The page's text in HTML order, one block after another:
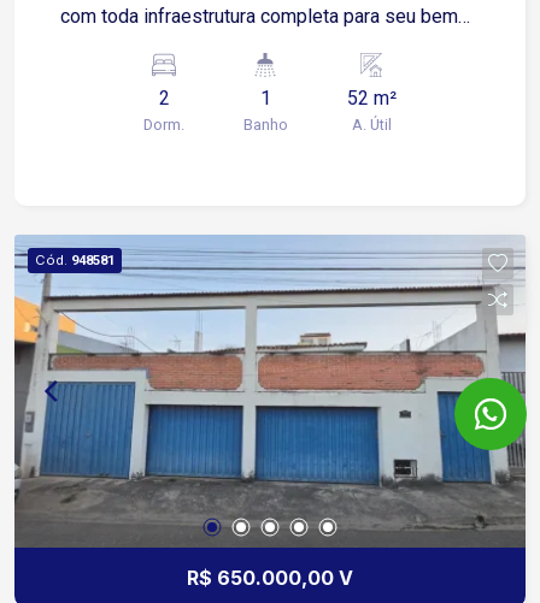
com toda infraestrutura completa para seu bem
2
Dorm.
1
Banho
52 m²
A. Útil
Cód. 948581
R$ 650.000,00 V